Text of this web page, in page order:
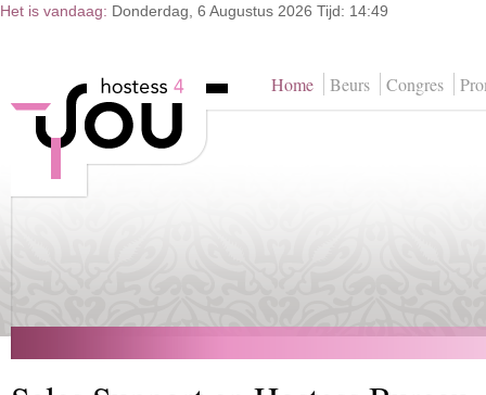
Het is vandaag: Donderdag, 6 Augustus 2026 Tijd: 14:49
Home Beurs Congres